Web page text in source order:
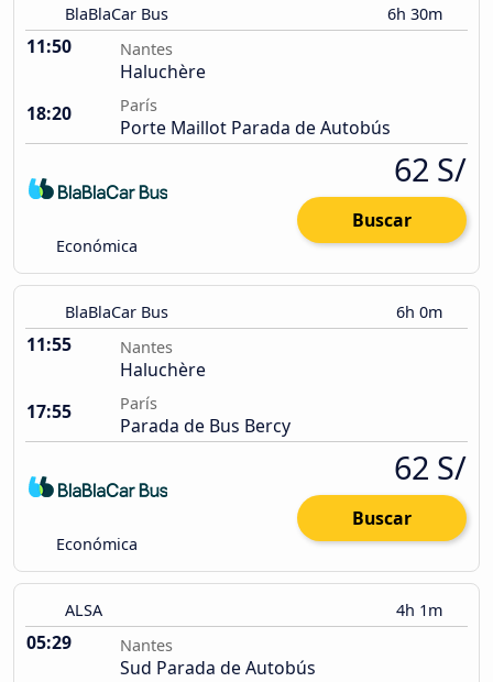
BlaBlaCar Bus 6h 30m
11:50 Nantes
Haluchère
18:20
París
Porte Maillot Parada de Autobús
Económica
62 S/
Buscar
BlaBlaCar Bus 6h 0m
11:55 Nantes
Haluchère
17:55
París
Parada de Bus Bercy
Económica
62 S/
Buscar
ALSA 4h 1m
05:29 Nantes
Sud Parada de Autobús